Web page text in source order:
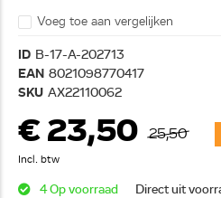
Voeg toe aan vergelijken
ID B-17-A-202713
EAN 8021098770417
SKU AX22110062
€ 23,50 25,50
Incl. btw
4 Op voorraad Direct uit